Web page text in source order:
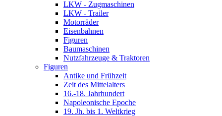
LKW - Zugmaschinen
LKW - Trailer
Motorräder
Eisenbahnen
Figuren
Baumaschinen
Nutzfahrzeuge & Traktoren
Figuren
Antike und Frühzeit
Zeit des Mittelalters
16.-18. Jahrhundert
Napoleonische Epoche
19. Jh. bis 1. Weltkrieg